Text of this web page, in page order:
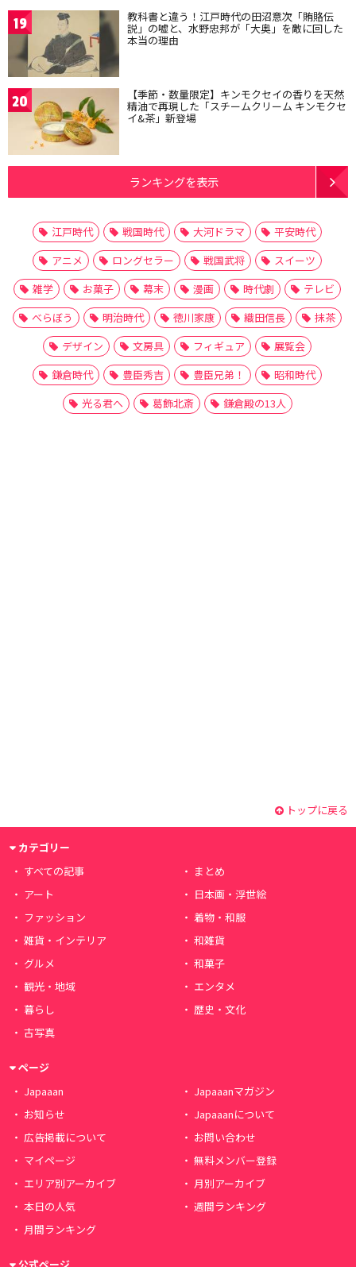
19 教科書と違う！江戸時代の田沼意次「賄賂伝
説」の嘘と、水野忠邦が「大奥」を敵に回した
本当の理由
20 【季節・数量限定】キンモクセイの香りを天然
精油で再現した「スチームクリーム キンモクセ
イ&茶」新登場
ランキングを表示
江戸時代 戦国時代 大河ドラマ
平安時代
アニメ
ロングセラー 戦国武将
スイーツ
雑学
お菓子 幕末 漫画 時代劇
テレビ
べらぼう
明治時代 徳川家康 織田信長
抹茶
デザイン
文房具 フィギュア
展覧会
鎌倉時代
豊臣秀吉 豊臣兄弟！
昭和時代
光る君へ
葛飾北斎 鎌倉殿の13人
トップに戻る
カテゴリー
すべての記事
まとめ
アート
日本画・浮世絵
ファッション
着物・和服
雑貨・インテリア
和雑貨
グルメ
和菓子
観光・地域
エンタメ
暮らし
歴史・文化
古写真
ページ
Japaaan
Japaaanマガジン
お知らせ
Japaaanについて
広告掲載について
お問い合わせ
マイページ
無料メンバー登録
エリア別アーカイブ
月別アーカイブ
本日の人気
週間ランキング
月間ランキング
公式ページ